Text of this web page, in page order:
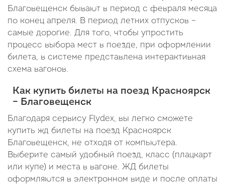
Благовещенск бывают в период с февраля месяца
по конец апреля. В период летних отпусков –
самые дорогие. Для того, чтобы упростить
процесс выбора мест в поезде, при оформлении
билета, в системе представлена интерактивная
схема вагонов.
Как купить билеты на поезд Красноярск
– Благовещенск
Благодаря сервису Flydex, вы легко сможете
купить жд билеты на поезд Красноярск
Благовещенск, не отходя от компьютера.
Выберите самый удобный поезд, класс (плацкарт
или купе) и места в вагоне. ЖД билеты
оформляются в электронном виде и после оплаты